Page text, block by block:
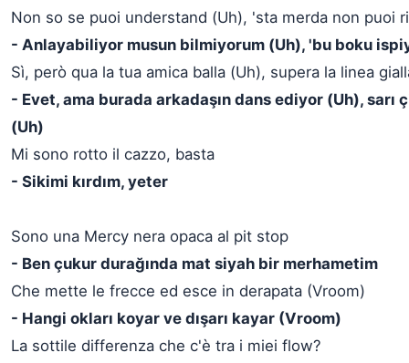
Non so se puoi understand (Uh), 'sta merda non puoi
- Anlayabiliyor musun bilmiyorum (Uh), 'bu boku
Sì, però qua la tua amica balla (Uh), supera la linea
- Evet, ama burada arkadaşın dans ediyor (Uh), sarı
(Uh)
Mi sono rotto il cazzo, basta
- Sikimi kırdım, yeter
Sono una Mercy nera opaca al pit stop
- Ben çukur durağında mat siyah bir merhametim
Che mette le frecce ed esce in derapata (Vroom)
- Hangi okları koyar ve dışarı kayar (Vroom)
La sottile differenza che c'è tra i miei flow?